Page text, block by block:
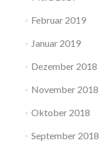
Februar 2019
Januar 2019
Dezember 2018
November 2018
Oktober 2018
September 2018